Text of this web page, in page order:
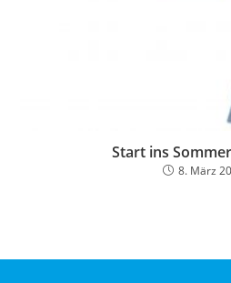
Start ins
8. März